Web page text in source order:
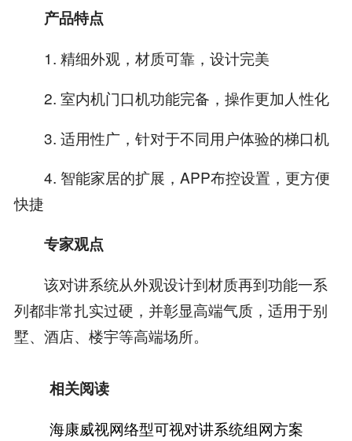
产品特点
1. 精细外观，材质可靠，设计完美
2. 室内机门口机功能完备，操作更加人性化
3. 适用性广，针对于不同用户体验的梯口机
4. 智能家居的扩展，APP布控设置，更方便
快捷
专家观点
该对讲系统从外观设计到材质再到功能一系
列都非常扎实过硬，并彰显高端气质，适用于别
墅、酒店、楼宇等高端场所。
相关阅读
海康威视网络型可视对讲系统组网方案